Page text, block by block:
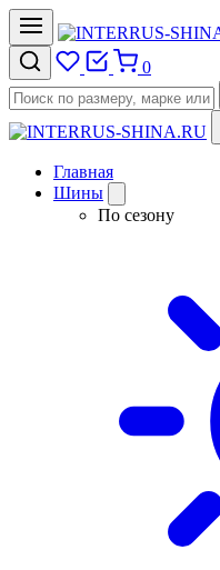
0
Главная
Шины
По сезону